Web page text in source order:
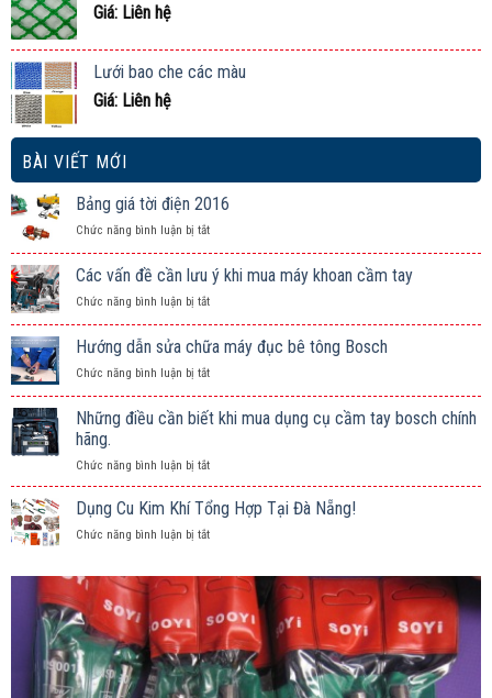
Giá: Liên hệ
Lưới bao che các màu
Giá: Liên hệ
BÀI VIẾT MỚI
Bảng giá tời điện 2016
Chức năng bình luận bị tắtở
giá
tời
điện
2016
Các vấn đề cần lưu ý khi mua máy khoan cầm tay
Chức năng bình luận bị tắtở
vấn
đề
cần
lưu
ý
máy
khoan
cầm
Hướng dẫn sửa chữa máy đục bê tông Bosch
Chức năng bình luận bị tắtở
dẫn
sửa
máy
đục
bê
tông
Bosch
Những điều cần biết khi mua dụng cụ cầm tay bosch chính
hãng.
Chức năng bình luận bị tắtở
Những
điều
cần
biết
mua
dụng
cụ
cầm
tay
bosch
chính
Dụng Cu Kim Khí Tổng Hợp Tại Đà Nẵng!
Chức năng bình luận bị tắtở
Kim
Tổng
Hợp
Tại
Đà